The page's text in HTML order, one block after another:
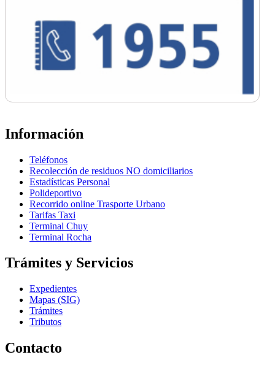
Información
Teléfonos
Recolección de residuos NO domiciliarios
Estadísticas Personal
Polideportivo
Recorrido online Trasporte Urbano
Tarifas Taxi
Terminal Chuy
Terminal Rocha
Trámites y Servicios
Expedientes
Mapas (SIG)
Trámites
Tributos
Contacto